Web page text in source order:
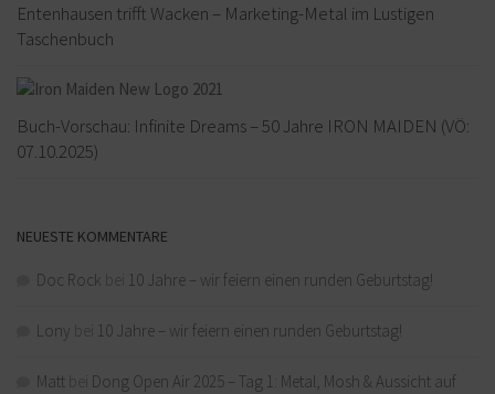
Entenhausen trifft Wacken – Marketing-Metal im Lustigen
Taschenbuch
Buch-Vorschau: Infinite Dreams – 50 Jahre IRON MAIDEN (VÖ:
07.10.2025)
NEUESTE KOMMENTARE
Doc Rock 10 Jahre – wir feiern einen runden Geburtstag!
Lony 10 Jahre – wir feiern einen runden Geburtstag!
Matt
Dong Open Air 2025 – Tag 1: Metal, Mosh & Aussicht auf